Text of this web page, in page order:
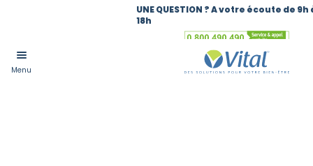
UNE QUESTION ? A votre écoute de 9h
18h
Numéro vert
Menu